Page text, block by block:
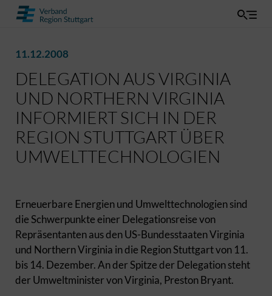
11.12.2008
DELEGATION AUS VIRGINIA
UND NORTHERN VIRGINIA
INFORMIERT SICH IN DER
REGION STUTTGART ÜBER
UMWELTTECHNOLOGIEN
Erneuerbare Energien und Umwelttechnologien sind
die Schwerpunkte einer Delegationsreise von
Repräsentanten aus den US-Bundesstaaten Virginia
und Northern Virginia in die Region Stuttgart von 11.
bis 14. Dezember. An der Spitze der Delegation steht
der Umweltminister von Virginia, Preston Bryant.